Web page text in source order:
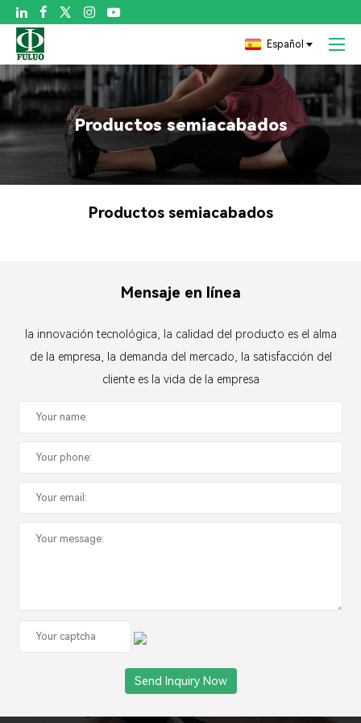

Español
Productos semiacabados
Productos semiacabados
Mensaje en línea
la innovación tecnológica, la calidad del producto es el alma
de la empresa, la demanda del mercado, la satisfacción del
cliente es la vida de la empresa